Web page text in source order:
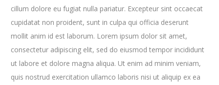
cillum dolore eu fugiat nulla pariatur. Excepteur sint occaecat
cupidatat non proident, sunt in culpa qui officia deserunt
mollit anim id est laborum. Lorem ipsum dolor sit amet,
consectetur adipiscing elit, sed do eiusmod tempor incididunt
ut labore et dolore magna aliqua. Ut enim ad minim veniam,
quis nostrud exercitation ullamco laboris nisi ut aliquip ex ea